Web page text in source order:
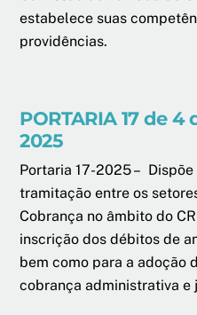
estabelece suas
providências.
PORTARIA 17 de
2025
Portaria 17-2025 –
tramitação entre os
Cobrança no âmbito do
inscrição dos débitos de
bem como para a adoção
cobrança administrativa e